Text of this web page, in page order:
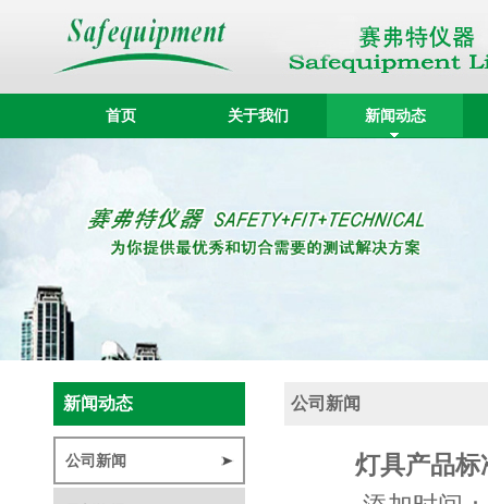
首页 关于我们 新闻动态
新闻动态
公司新闻
公司新闻
灯具产品